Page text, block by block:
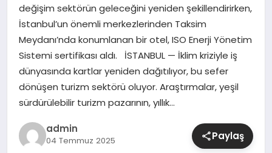
SIYASET
SPOR
TEKNOLOJI
YAŞAM
değişim sektörün geleceğini yeniden şekillendirirken,
İstanbul’un önemli merkezlerinden Taksim
Meydanı’nda konumlanan bir otel, ISO Enerji Yönetim
Sistemi sertifikası aldı. İSTANBUL — İklim kriziyle iş
dünyasında kartlar yeniden dağıtılıyor, bu sefer
dönüşen turizm sektörü oluyor. Araştırmalar, yeşil
sürdürülebilir turizm pazarının, yıllık…
admin
04 Temmuz 2025 Paylaş